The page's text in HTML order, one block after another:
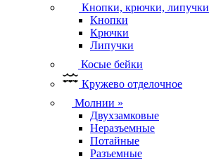
Кнопки, крючки, липучки
Кнопки
Крючки
Липучки
Косые бейки
Кружево отделочное
Молнии »
Двухзамковые
Неразъемные
Потайные
Разъемные